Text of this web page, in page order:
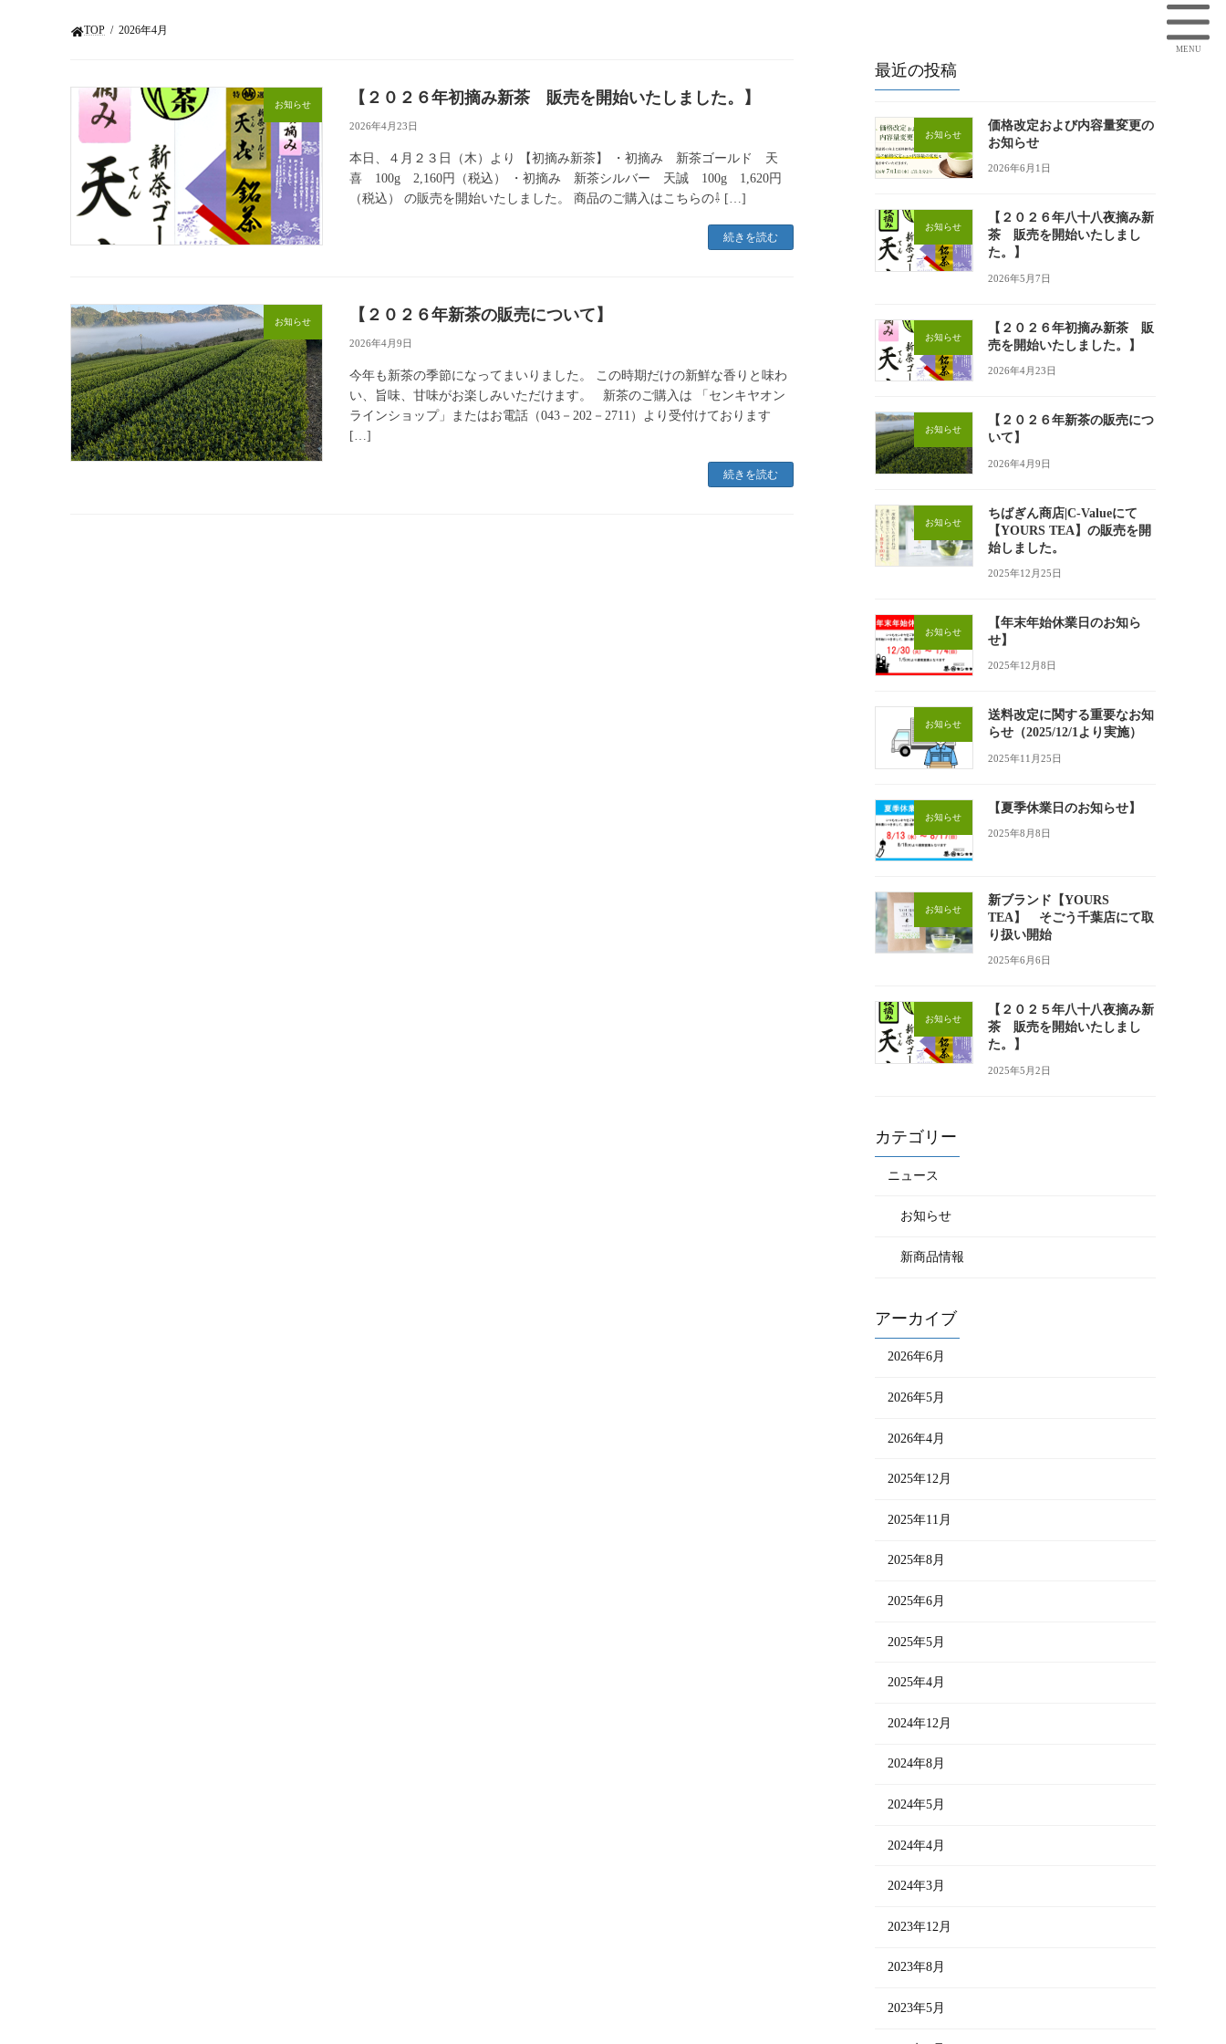
TOP 2026年4月
お知らせ 【２０２６年初摘み新茶 販売を開始いたしました。】
2026年4月23日
本日、４月２３日（木）より 【初摘み新茶】 ・初摘み 新茶ゴールド 天
喜 100g 2,160円（税込） ・初摘み 新茶シルバー 天誠 100g 1,620円
（税込） の販売を開始いたしました。 商品のご購入はこちらの⇩ […]
続きを読む
お知らせ 【２０２６年新茶の販売について】
2026年4月9日
今年も新茶の季節になってまいりました。 この時期だけの新鮮な香りと味わ
い、旨味、甘味がお楽しみいただけます。 新茶のご購入は 「センキヤオン
ラインショップ」またはお電話（043－202－2711）より受付けております
[…]
続きを読む
最近の投稿
お知らせ
価格改定および内容量変更の
お知らせ
2026年6月1日
お知らせ
【２０２６年八十八夜摘み新
茶 販売を開始いたしまし
た。】
2026年5月7日
お知らせ
【２０２６年初摘み新茶 販
売を開始いたしました。】
2026年4月23日
お知らせ
【２０２６年新茶の販売につ
いて】
2026年4月9日
お知らせ
ちばぎん商店|C-Valueにて
【YOURS TEA】の販売を開
始しました。
2025年12月25日
お知らせ
【年末年始休業日のお知ら
せ】
2025年12月8日
お知らせ
送料改定に関する重要なお知
らせ（2025/12/1より実施）
2025年11月25日
お知らせ
【夏季休業日のお知らせ】
2025年8月8日
お知らせ
新ブランド【YOURS
TEA】 そごう千葉店にて取
り扱い開始
2025年6月6日
お知らせ
【２０２５年八十八夜摘み新
茶 販売を開始いたしまし
た。】
2025年5月2日
カテゴリー
ニュース
お知らせ
新商品情報
アーカイブ
2026年6月
2026年5月
2026年4月
2025年12月
2025年11月
2025年8月
2025年6月
2025年5月
2025年4月
2024年12月
2024年8月
2024年5月
2024年4月
2024年3月
2023年12月
2023年8月
2023年5月